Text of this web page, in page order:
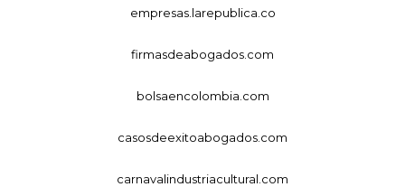
empresas.larepublica.co
firmasdeabogados.com
bolsaencolombia.com
casosdeexitoabogados.com
carnavalindustriacultural.com